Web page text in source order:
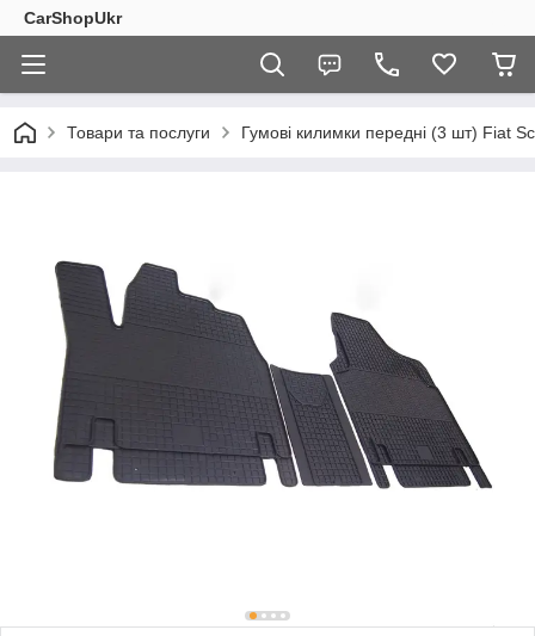
CarShopUkr
Товари та послуги Гумові килимки передні (3 шт) Fiat